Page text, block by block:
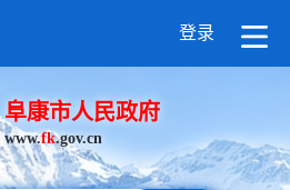
登录
阜康市人民政府
www.fk.gov.cn